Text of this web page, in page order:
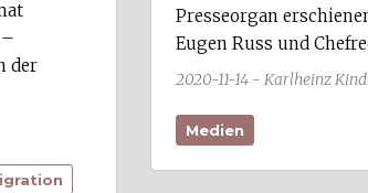
der
Presseorgan
Eugen Russ und
2020-11-14 - Karlheinz
Medien